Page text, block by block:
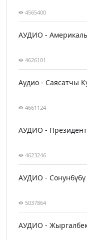
4565400
АУДИО -
4626101
Аудио - Саясатчы
4661124
АУДИО -
4623246
АУДИО -
5037864
АУДИО -